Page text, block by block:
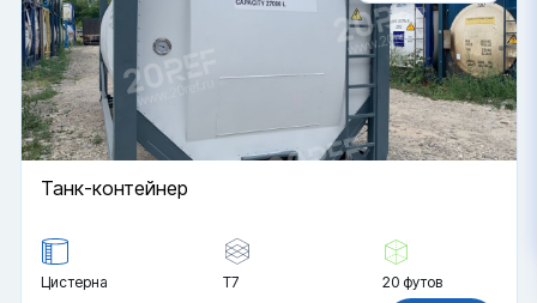
Танк-контейнер
Цистерна Т7 20 футов